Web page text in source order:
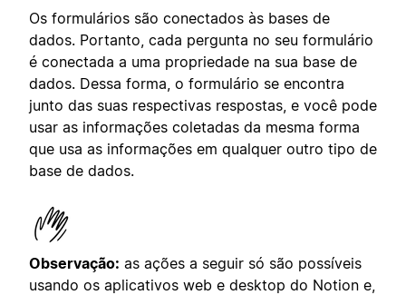
Os formulários são conectados às bases de
dados. Portanto, cada pergunta no seu formulário
é conectada a uma propriedade na sua base de
dados. Dessa forma, o formulário se encontra
junto das suas respectivas respostas, e você pode
usar as informações coletadas da mesma forma
que usa as informações em qualquer outro tipo de
base de dados.
Observação: as ações a seguir só são possíveis
usando os aplicativos web e desktop do Notion e,